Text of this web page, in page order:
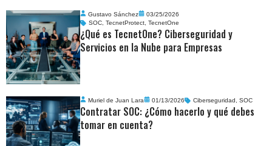
Gustavo Sánchez
03/25/2026
SOC ,TecnetProtect ,TecnetOne
¿Qué es TecnetOne? Ciberseguridad y
Servicios en la Nube para Empresas
Muriel de Juan Lara 01/13/2026 Ciberseguridad ,SOC
Contratar SOC: ¿Cómo hacerlo y qué debes
tomar en cuenta?